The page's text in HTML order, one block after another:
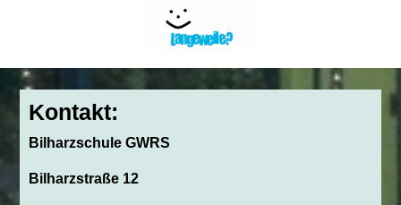
Kontakt:
Bilharzschule GWRS
Bilharzstraße 12